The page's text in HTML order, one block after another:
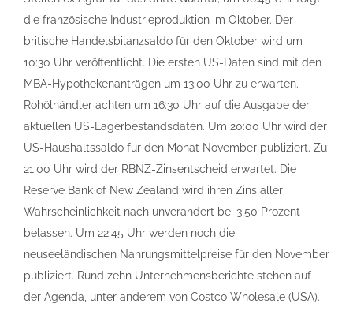
die französische Industrieproduktion im Oktober. Der
britische Handelsbilanzsaldo für den Oktober wird um
10:30 Uhr veröffentlicht. Die ersten US-Daten sind mit den
MBA-Hypothekenanträgen um 13:00 Uhr zu erwarten.
Rohölhändler achten um 16:30 Uhr auf die Ausgabe der
aktuellen US-Lagerbestandsdaten. Um 20:00 Uhr wird der
US-Haushaltssaldo für den Monat November publiziert. Zu
21:00 Uhr wird der RBNZ-Zinsentscheid erwartet. Die
Reserve Bank of New Zealand wird ihren Zins aller
Wahrscheinlichkeit nach unverändert bei 3,50 Prozent
belassen. Um 22:45 Uhr werden noch die
neuseeländischen Nahrungsmittelpreise für den November
publiziert. Rund zehn Unternehmensberichte stehen auf
der Agenda, unter anderem von Costco Wholesale (USA).